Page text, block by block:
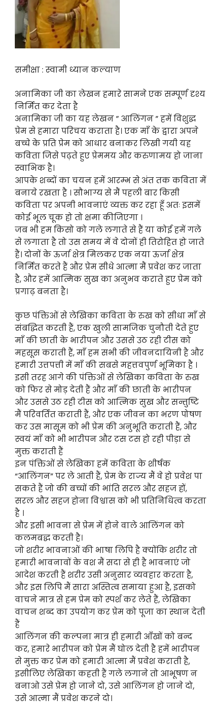
समीक्षा : स्वामी ध्यान कल्याण
अनामिका जी का लेखन हमारे सामने एक सम्पूर्ण दृश्य
निर्मित कर देता है
अनामिका जी का यह लेखन ” आलिंगन ” हमें विशुद्ध
प्रेम से हमारा परिचय कराता है। एक माँ के द्वारा अपने
बच्चे के प्रति प्रेम को आधार बनाकर लिखी गयी यह
कविता जिसे पढ़ते हुए प्रेममय और करुणामय हो जाना
स्वाभिक है।
आपके शब्दों का चयन हमें आरम्भ से अंत तक कविता में
बनाये रखता है । सौभाग्य से मैं पहली बार किसी
कविता पर अपनी भावनाएं व्यक्त कर रहा हूँ अतः इसमें
कोई भूल चूक हो तो क्षमा कीजिएगा ।
जब भी हम किसो को गले लगाते से हैं या कोई हमें गले
से लगाता है तो उस समय में वे दोनों ही तिरोहित हो जाते
हैं। दोनों के ऊर्जा क्षेत्र मिलकर एक नया ऊर्जा क्षेत्र
निर्मित करते हैं और प्रेम सीधे आत्मा मैं प्रवेश कर जाता
है, और हमें आत्मिक सुख का अनुभव कराते हुए प्रेम को
प्रगाढ़ बनता है।
कुछ पंक्तिओं से लेखिका कविता के रुख को सीधा माँ से
संबद्धित करती हैं, एक खुली सामजिक चुनौती देते हुए
माँ की छाती के भारीपन और उससे उठ रही टीस को
महसूस कराती हैं, माँ हम सभी की जीवनदायिनी है और
हमारी उत्तपत्ती में माँ की सबसे महत्तवपुर्ण भूमिका है ।
इसी तरह आगे की पंक्तिओं से लेखिका कविता के रुख
को फिर से मोड़ देती हैं और माँ की छाती के भारीपन
और उससे उठ रही टीस को आत्मिक सुख और सन्तुष्टि
मैं परिवर्तित कराती हैं, और एक जीवन का भरण पोषण
कर उस मासूम को भी प्रेम की अनुभूति कराती हैं, और
स्वयं माँ को भी भारीपन और टस टस हो रही पीड़ा से
मुक्त कराती हैं
इन पंक्तिओं से लेखिका हमें कविता के शीर्षक
“आलिंगन” पर ले आती हैं, प्रेम के राज्य मैं वे हो प्रवेश पा
सकते हैं जो की बच्चों की भांति सरल और सहज हों,
सरल और सहज होना विश्वास को भी प्रतिनिधित्व करता
है ।
और इसी भावना से प्रेम में होने वाले आलिंगन को
कलमबद्ध करती है।
जो शरीर भावनाओं की भाषा लिपि है क्योंकि शरीर तो
हमारी भावनावों के वश मैं सदा से ही है भावनाएं जो
आदेश करती हैं शरीर उसी अनुसार व्यवहार करता है,
और इस लिपि मैं सारा अस्तित्व समाया हुआ है, इसको
वाचने मात्र से हम प्रेम को स्पर्श कर लेते हैं, लेखिका
वाचन शब्द का उपयोग कर प्रेम को पूजा का स्थान देती
हैं
आलिंगन की कल्पना मात्र ही हमारी आँखों को बन्द
कर, हमारे भारीपन को प्रेम मैं घोल देती है हमें भारीपन
से मुक्त कर प्रेम को हमारी आत्मा मैं प्रवेश कराती है,
इसीलिए लेखिका कहती हैं गले लगाने तो आभूषण न
बनाओ उसे प्रेम हो जाने दो, उसे आलिंगन हो जाने दो,
उसे आत्मा मैं प्रवेश करने दो।